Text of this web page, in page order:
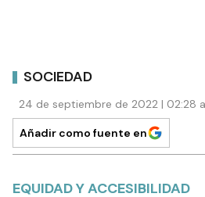
SOCIEDAD
24 de septiembre de 2022 | 02:28
Añadir como fuente en
EQUIDAD Y ACCESIBILIDAD